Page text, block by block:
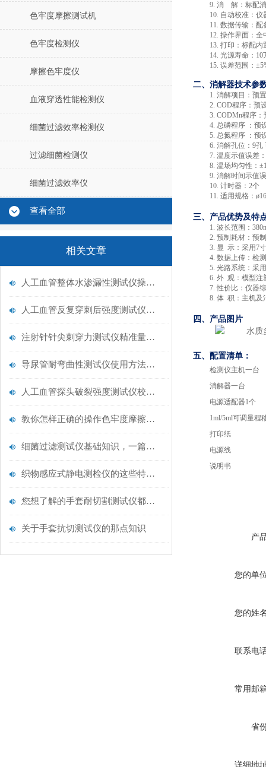
色牢度摩擦测试机
色牢度检测仪
摩擦色牢度仪
血液穿透性能检测仪
细菌过滤效率检测仪
过滤细菌检测仪
细菌过滤效率仪
查看全部
相关文章
人工血管整体水渗漏性测试仪操作中最容易出错的步骤
人工血管反复穿刺后强度测试仪是什么？透析患者的“生命管“质量靠它把关！
注射针针尖刺穿力测试仪精准量化针尖锋利度，构筑临床安全防线
导尿管耐弯曲性测试仪使用方法与操作规范
人工血管探头破裂强度测试仪校准规范：精准赋能医疗安全的技术基准
教你怎样正确的操作色牢度摩擦测试机
细菌过滤测试仪基础知识，一篇搞定
织物感应式静电测检仪的这些特点很少有人都知道
您想了解的手套耐切割测试仪都在这里了
关于手套抗切测试仪的那点知识
9. 消
解：标配
10. 自动校准：仪
11. 数据传输：配
12. 操作界面：全
13. 打印：标配内
14. 光源寿命： 10
15. 误差范围： ±
二、消解器技术参
1. 消解项目：预置
2. COD程序：预
3. CODMn程序：
4. 总磷程序 ：预
5. 总氮程序 ：预
6. 消解孔位： 9孔
7. 温度示值误差：
8. 温场均匀性：
9. 消解时间示值
10. 计时器： 2个
11. 适用规格：
三、产品优势及特
1. 波长范围：
2. 预制耗材：预
3. 显 示：采用7
4. 数据上传：检
5. 光路系统：采
6. 外 观：模型注
7. 性价比：仪器
8. 体 积：主机及
四、产品图片
五、配置清单：
检测仪主机一台
消解器一台
电源适配器1个
1ml/5ml可调量程
打印纸
电源线
说明书
产
您的单
您的姓
联系电
常用邮
省
详细地